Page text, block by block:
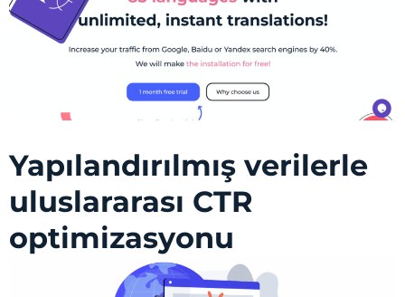
Yapılandırılmış verilerle
uluslararası CTR
optimizasyonu